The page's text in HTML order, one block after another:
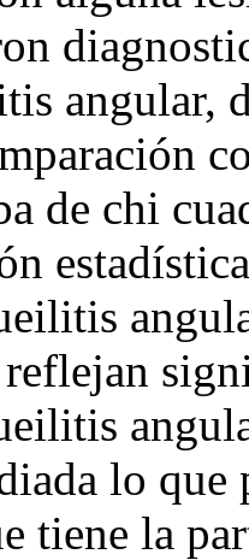
angular,
de chi
lo que
tiene la